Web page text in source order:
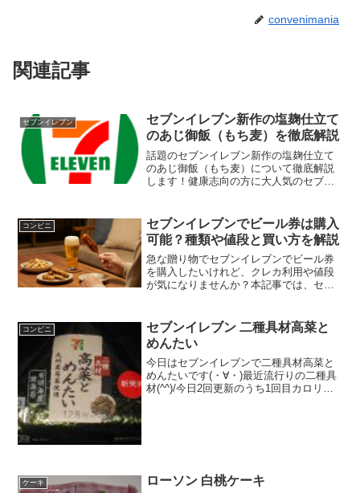
convenimania
関連記事
セブンイレブン
セブンイレブン新作の塩麹仕立て
のあじ御飯（もち麦）を徹底解説
話題のセブンイレブン新作の塩麹仕立て
のあじ御飯（もち麦）について徹底解説
します！健康志向の方に大人気のセブン
分を実現しました。旨味たっぷりの味わ
いや、もち麦の優れたダイエット効果な
ど、役立つ情報が満載です。
コンビニ
セブンイレブンでビール券は購入
可能？種類や値段と買い方を解説
急な贈り物でセブンイレブンでビール券
を購入したいけれど、クレカ利用や値段
が気になりませんか？本記事では、セブ
お釣りやラッピングなど、損をしないた
めの必須ルールもあわせて確認しましょ
う。
コンビニ
セブンイレブン 二種具材高菜と
めんたい
今日はセブンイレブンで二種具材高菜と
めんたいです(・∀・)最近流行りの二種具
材(^^)/今日2回更新のうち1回目カロリー
ケーキ ローソン 白桃ケーキ